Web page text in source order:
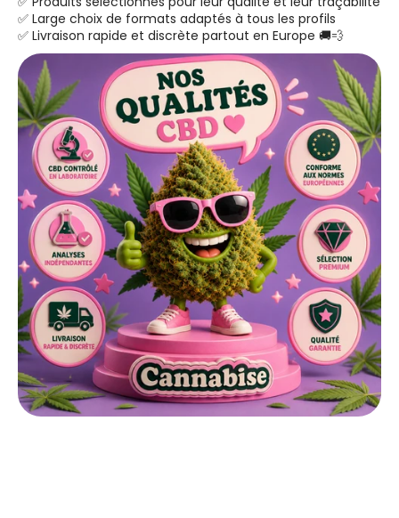
✅ Large choix de formats adaptés à tous les profils
✅ Livraison rapide et discrète partout en Europe 🚚💨